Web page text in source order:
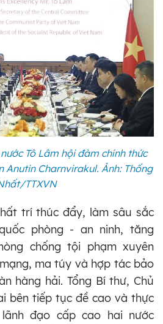
Tô Lâm hội đàm chính thức
Anutin Charnvirakul. Ảnh: Thống
TTXVN
trí thúc đẩy, làm sâu sắc
phòng - an ninh, tăng
chống tội phạm xuyên
ma túy và hợp tác bảo
hàng hải. Tổng Bí thư, Chủ
bên tiếp tục đề cao và thực
đạo cấp cao hai nước